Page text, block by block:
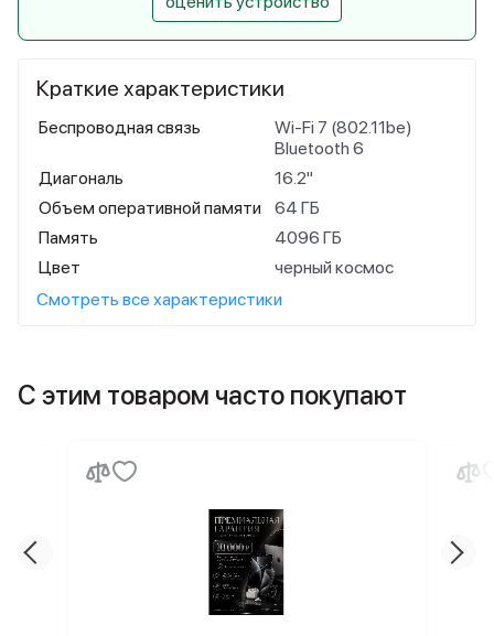
Краткие характеристики
Беспроводная связь
Wi-Fi 7 (802.11be)
Bluetooth 6
Диагональ
16.2"
Объем оперативной памяти
64 ГБ
Память
4096 ГБ
Цвет
черный космос
Смотреть все характеристики
С этим товаром часто покупают